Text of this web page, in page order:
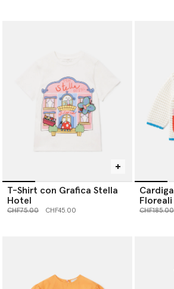
T-Shirt con Grafica Stella
Hotel
Prezzo ridotto da
CHF75.00a CHF45.00
Floreali
Prezzo
CHF185.00a